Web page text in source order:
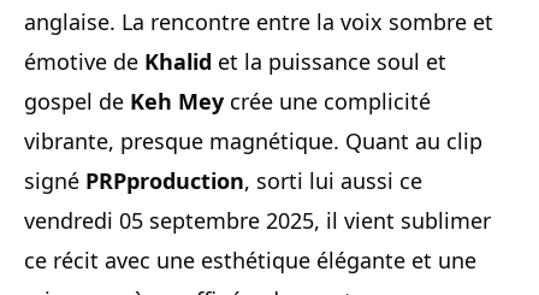
anglaise. La rencontre entre la voix sombre et
émotive de Khalid et la puissance soul et
gospel de Keh Mey crée une complicité
vibrante, presque magnétique. Quant au clip
signé PRPproduction, sorti lui aussi ce
vendredi 05 septembre 2025, il vient sublimer
ce récit avec une esthétique élégante et une